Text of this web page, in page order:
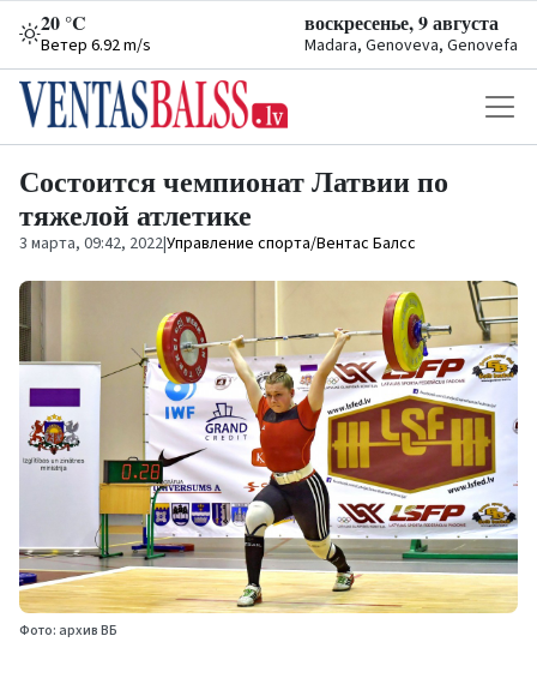
20 °C
Ветер 6.92 m/s
воскресенье, 9 августа
Madara, Genoveva, Genovefa
Состоится чемпионат Латвии по
тяжелой атлетике
3 марта, 09:42, 2022|Управление спорта/Вентас Балсс
Фото: архив ВБ